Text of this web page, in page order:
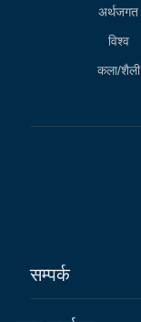
अर्थजगत
विश्व
कला/शैली
सम्पर्क